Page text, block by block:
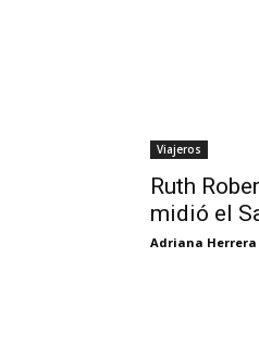
Viajeros
Ruth
midió el
Adriana Herrera